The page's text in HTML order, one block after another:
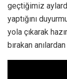
geçtiğimiz
yaptığını
yola çıkarak
bırakan